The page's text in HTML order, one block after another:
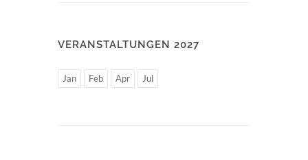
VERANSTALTUNGEN 2027
Jan Feb Apr Jul